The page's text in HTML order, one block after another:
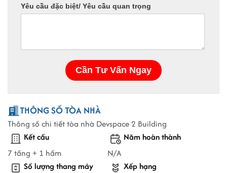
THÔNG SỐ TÒA NHÀ
Thông số chi tiết tòa nhà Devspace 2 Building
Kết cấu
7 tầng + 1 hầm
Năm hoàn thành
N/A
Số lượng thang máy
Xếp hạng